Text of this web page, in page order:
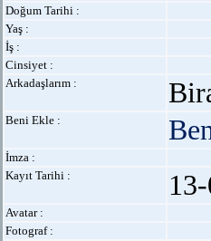
Doğum Tarihi :
Yaş :
İş :
Cinsiyet :
Arkadaşlarım :
Beni Ekle :
İmza :
Kayıt Tarihi :
Avatar :
Fotograf :